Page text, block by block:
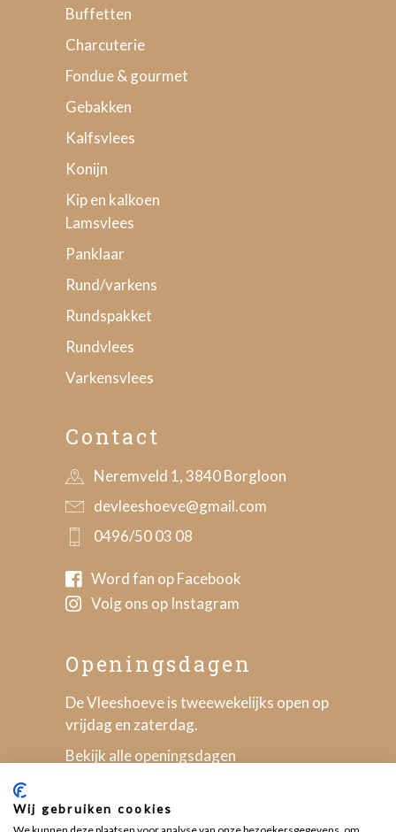
Buffetten
Charcuterie
Fondue & gourmet
Gebakken
Kalfsvlees
Konijn
Kip en kalkoen
Lamsvlees
Panklaar
Rund/varkens
Rundspakket
Rundvlees
Varkensvlees
Contact
Neremveld 1, 3840 Borgloon
devleeshoeve@gmail.com
0496/50 03 08
Word fan op Facebook
Volg ons op Instagram
Openingsdagen
De Vleeshoeve is tweewekelijks open op
vrijdag en zaterdag.
Bekijk alle openingsdagen
Wij gebruiken cookies